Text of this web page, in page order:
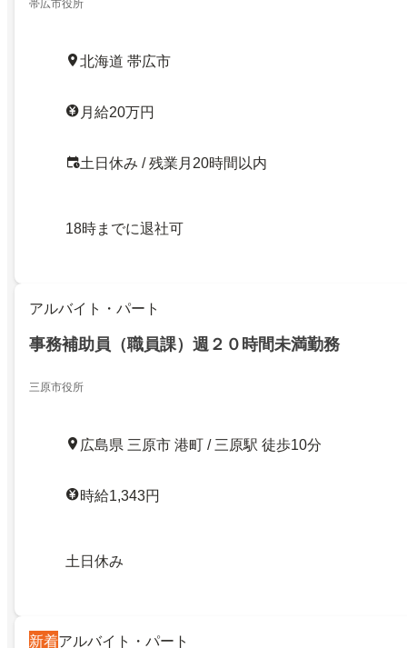
帯広市役所
北海道 帯広市
月給20万円
土日休み / 残業月20時間以内
18時までに退社可
アルバイト・パート
事務補助員（職員課）週２０時間未満勤務
三原市役所
広島県 三原市 港町 / 三原駅 徒歩10分
時給1,343円
土日休み
新着アルバイト・パート